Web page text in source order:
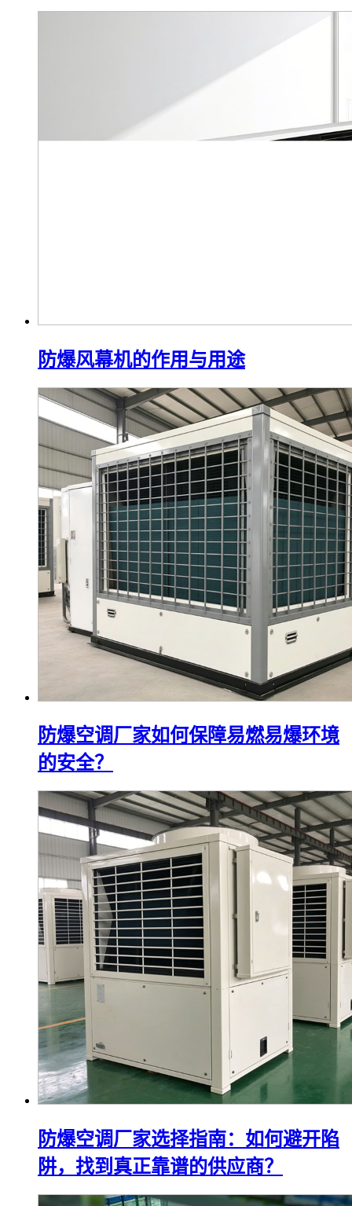
防爆风幕机的作用与用途
防爆空调厂家如何保障易燃易爆环境
的安全？
防爆空调厂家选择指南：如何避开陷
阱，找到真正靠谱的供应商？